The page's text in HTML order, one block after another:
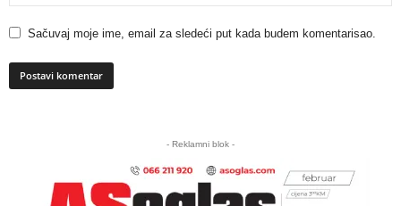
Sačuvaj moje ime, email za sledeći put kada budem komentarisao.
- Reklamni blok -